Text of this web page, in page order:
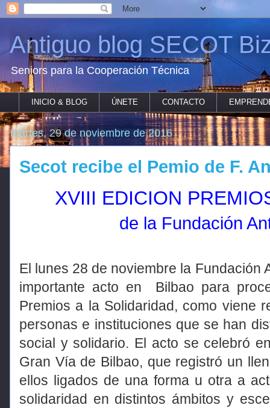
Antiguo blog SECOT
Seniors para la Cooperación Técnica
INICIO & BLOG ÚNETE CONTACTO
martes, 29 de noviembre de 2016
Secot recibe el Pemio de F.
XVIII EDICION
de la Fundación
El lunes 28 de noviembre la Fundación
importante acto en Bilbao para
Premios a la Solidaridad, como viene
personas e instituciones que se han
social y solidario. El acto se celebró
Gran Vía de Bilbao, que registró un
ellos ligados de una forma u otra a
solidaridad en distintos ámbitos y